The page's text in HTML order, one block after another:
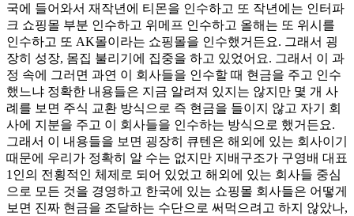
국에 들어와서 재작년에 티몬을 인수하고 또 작년에는 인터파
크 쇼핑몰 부분 인수하고 위메프 인수하고 올해는 또 위시를
인수하고 또 AK몰이라는 쇼핑몰을 인수했거든요. 그래서 굉
장히 성장, 몸집 불리기에 집중을 하고 있었어요. 그래서 이 과
정 속에 그러면 과연 이 회사들을 인수할 때 현금을 주고 인수
했느냐 정확한 내용들은 지금 알려져 있지는 않지만 몇 개 사
례를 보면 주식 교환 방식으로 즉 현금을 들이지 않고 자기 회
사에 지분을 주고 이 회사들을 인수하는 방식으로 했거든요.
그래서 이 내용들을 보면 굉장히 큐텐은 해외에 있는 회사이기
때문에 우리가 정확히 알 수는 없지만 지배구조가 구영배 대표
1인의 전횡적인 체제로 되어 있었고 해외에 있는 회사들 중심
으로 모든 것을 경영하고 한국에 있는 쇼핑몰 회사들은 어떻게
보면 진짜 현금을 조달하는 수단으로 써먹으려고 하지 않았나,